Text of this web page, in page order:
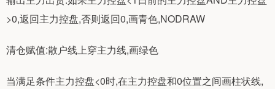
>0,返回主力控盘,否则返回0,画青色,NODRAW
清仓赋值:散户线上穿主力线,画绿色
当满足条件主力控盘<0时,在主力控盘和0位置之间画柱状线,